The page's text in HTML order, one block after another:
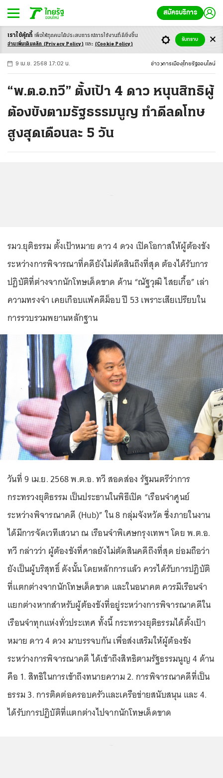
สมัครบริการ
-ก ก ก+
9 เม.ย. 2568 17:02 น. ข่าว การเมือง ไทยรัฐออนไลน์
“พ.ต.อ.ทวี” ตั้งเป้า 4 ดาว หนุนสิทธิผู้
ต้องขังตามรัฐธรรมนูญ ทำดีลดโทษ
สูงสุดเดือนละ 5 วัน
รมว.ยุติธรรม ตั้งเป้าหมาย ดาว 4 ดวง เปิดโอกาสให้ผู้ต้องขัง
ระหว่างการพิจารณาที่คดียังไม่ตัดสินถึงที่สุด ต้องได้รับการ
ปฏิบัติที่ต่างจากนักโทษเด็ดขาด ด้าน “ณัฐวุฒิ ไสยเกื้อ” เล่า
ความทรงจำ เคยเกือบแพ้คดีม็อบ ปี 53 เพราะเสียเปรียบใน
การรวบรวมพยานหลักฐาน
วันที่ 9 เม.ย. 2568 พ.ต.อ. ทวี สอดส่อง รัฐมนตรีว่าการ
กระทรวงยุติธรรม เป็นประธานในพิธีเปิด “เรือนจำศูนย์
ระหว่างพิจารณาคดี (Hub)” ใน 8 กลุ่มจังหวัด ซึ่งภายในงาน
ได้มีการจัดเวทีเสวนา ณ เรือนจำพิเศษกรุงเทพฯ โดย พ.ต.อ.
ทวี กล่าวว่า ผู้ต้องขังที่ศาลยังไม่ตัดสินคดีถึงที่สุด ย่อมถือว่า
ยังเป็นผู้บริสุทธิ์ ดังนั้น โดยหลักการแล้ว ควรได้รับการปฏิบัติ
ที่แตกต่างจากนักโทษเด็ดขาด และในอนาคต ควรมีเรือนจำ
แยกต่างหากสำหรับผู้ต้องขังที่อยู่ระหว่างการพิจารณาคดีใน
เรือนจำทุกแห่งทั่วประเทศ ทั้งนี้ กระทรวงยุติธรรมได้ตั้งเป้า
หมาย ดาว 4 ดวง มาบรรจบกัน เพื่อส่งเสริมให้ผู้ต้องขัง
ระหว่างการพิจารณาคดี ได้เข้าถึงสิทธิตามรัฐธรรมนูญ 4 ด้าน
คือ 1. สิทธิในการเข้าถึงทนายความ 2. การพิจารณาคดีที่เป็น
ธรรม 3. การติดต่อครอบครัวและเครือข่ายสนับสนุน และ 4.
ได้รับการปฏิบัติที่แตกต่างไปจากนักโทษเด็ดขาด
เราใช้คุ้กกี้ เพื่อให้ทุกคนได้ประสบการณ์การใช้งานที่ดียิ่งขึ้น
อ่านเพิ่มเติมคลิก (Privacy Policy) และ (Cookie Policy)
รับทราบ